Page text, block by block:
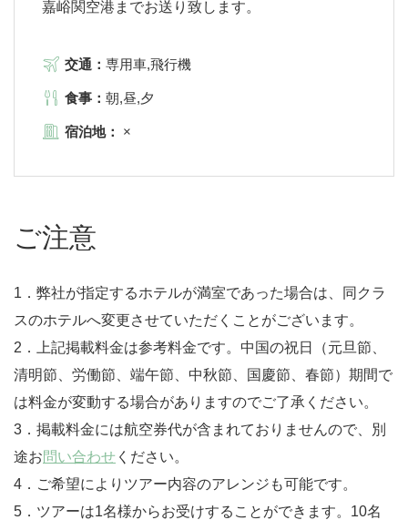
嘉峪関空港までお送り致します。
交通： 専用車,飛行機
食事： 朝,昼,夕
宿泊地： ×
ご注意
1．弊社が指定するホテルが満室であった場合は、同クラ
スのホテルへ変更させていただくことがございます。
2．上記掲載料金は参考料金です。中国の祝日（元旦節、
清明節、労働節、端午節、中秋節、国慶節、春節）期間で
は料金が変動する場合がありますのでご了承ください。
3．掲載料金には航空券代が含まれておりませんので、別
途お問い合わせ ください。
4．ご希望によりツアー内容のアレンジも可能です。
5．ツアーは1名様からお受けすることができます。10名